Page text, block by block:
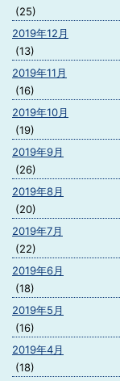
(25)
2019年12月
(13)
2019年11月
(16)
2019年10月
(19)
2019年9月
(26)
2019年8月
(20)
2019年7月
(22)
2019年6月
(18)
2019年5月
(16)
2019年4月
(18)